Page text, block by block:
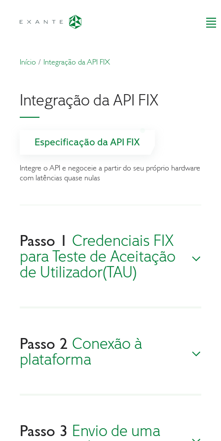
Início Integração da API FIX
Integração da API FIX
Especificação da API FIX
Integre o API e negoceie a partir do seu próprio hardware
com latências quase nulas
Passo 1 Credenciais FIX
para Teste de Aceitação
de Utilizador(TAU)
Passo 2 Conexão à
plataforma
Passo 3 Envio de uma